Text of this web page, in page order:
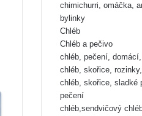
chimichurri, omáčka,
bylinky
Chléb
Chléb a pečivo
chléb, pečení,
chléb, skořice,
chléb, skořice, sladké
pečení
chléb,sendvičový